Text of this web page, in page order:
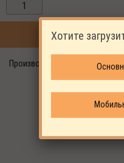
Производитель: EKOMAK
Хотите